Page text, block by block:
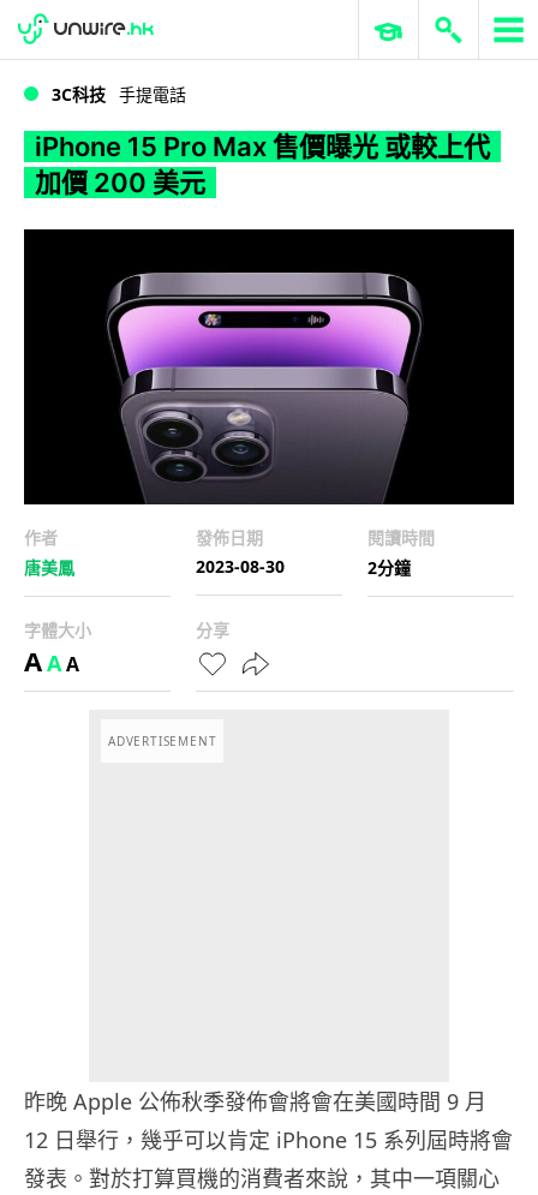
WWDC 2026 ERP 與商業 AI
3C科技 手提電話
iPhone 15 Pro Max 售價曝光 或較上代
加價 200 美元
作者
唐美鳳
發佈日期
2023-08-30
閱讀時間
2分鐘
字體大小
AAA
分享
ADVERTISEMENT
昨晚 Apple 公佈秋季發佈會將會在美國時間 9 月
12 日舉行，幾乎可以肯定 iPhone 15 系列屆時將會
發表。對於打算買機的消費者來說，其中一項關心